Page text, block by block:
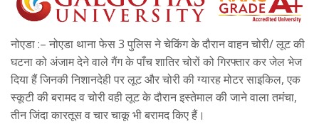
नोएडा :– नोएडा थाना फेस 3 पुलिस ने चेकिंग के दौरान वाहन चोरी/ लूट की
घटना को अंजाम देने वाले गैंग के पाँच शातिर चोरों को गिरफ्तार कर जेल भेज
दिया हैं जिनकी निशानदेही पर लूट और चोरी की ग्यारह मोटर साइकिल, एक
स्कूटी की बरामद व चोरी वही लूट के दौरान इस्तेमाल की जाने वाला तमंचा,
तीन जिंदा कारतूस व चार चाकू भी बरामद किए हैं।